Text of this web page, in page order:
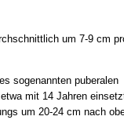
um 7-9 cm
sogenannten puberalen
mit 14 Jahren
um 20-24 cm nach